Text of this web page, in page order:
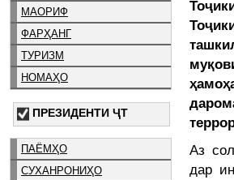
МАОРИФ
ФАРҲАНГ
ТУРИЗМ
НОМАҲО
ПРЕЗИДЕНТИ ҶТ
ПАЁМҲО
СУХАНРОНИҲО
Аз
дар